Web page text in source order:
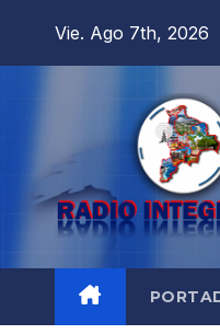
Vie. Ago 7th, 2026